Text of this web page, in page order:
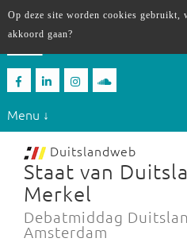
Menu ↓
Duitslandweb
Staat van
Merkel
Debatmiddag
Amsterdam
Op deze site worden cookies gebruikt,
akkoord gaan?